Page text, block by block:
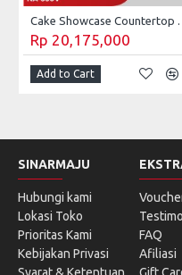
Cake
Rp 20,175,000
Add to Cart
SINARMAJU
Hubungi kami
Lokasi Toko
Prioritas Kami
Kebijakan Privasi
FAQ
Afiliasi